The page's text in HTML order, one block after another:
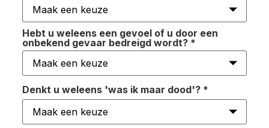
Hebt u weleens een gevoel of u door een
onbekend gevaar bedreigd wordt? *
Denkt u weleens 'was ik maar dood'? *